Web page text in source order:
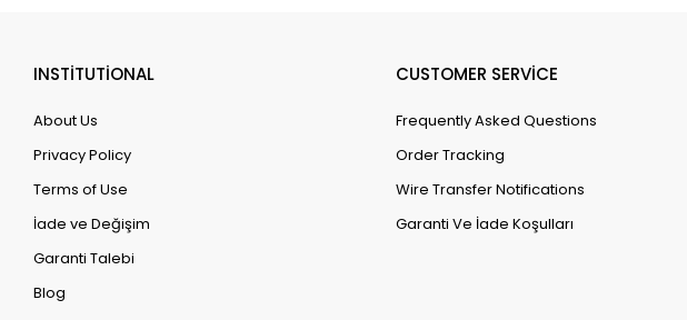
INSTİTUTİONAL
About Us
Privacy Policy
Terms of Use
İade ve Değişim
Garanti Talebi
Blog
CUSTOMER SERVİCE
Frequently Asked Questions
Order Tracking
Wire Transfer Notifications
Garanti Ve İade Koşulları